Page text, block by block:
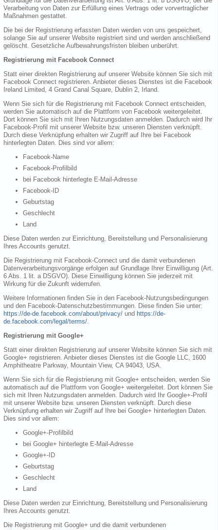
Verarbeitung von Daten zur Erfüllung eines Vertrags oder vorvertraglicher
Maßnahmen gestattet.
Die bei der Registrierung erfassten Daten werden von uns gespeichert,
solange Sie auf unserer Website registriert sind und werden anschließend
gelöscht. Gesetzliche Aufbewahrungsfristen bleiben unberührt.
Registrierung mit Facebook Connect
Statt einer direkten Registrierung auf unserer Website können Sie sich mit
Facebook Connect registrieren. Anbieter dieses Dienstes ist die Facebook
Ireland Limited, 4 Grand Canal Square, Dublin 2, Irland.
Wenn Sie sich für die Registrierung mit Facebook Connect entscheiden,
werden Sie automatisch auf die Plattform von Facebook weitergeleitet.
Dort können Sie sich mit Ihren Nutzungsdaten anmelden. Dadurch wird Ihr
Facebook-Profil mit unserer Website bzw. unseren Diensten verknüpft.
Durch diese Verknüpfung erhalten wir Zugriff auf Ihre bei Facebook
hinterlegten Daten. Dies sind vor allem:
Facebook-Name
Facebook-Profilbild
bei Facebook hinterlegte E-Mail-Adresse
Facebook-ID
Geburtstag
Geschlecht
Land
Diese Daten werden zur Einrichtung, Bereitstellung und Personalisierung
Ihres Accounts genutzt.
Die Registrierung mit Facebook-Connect und die damit verbundenen
Datenverarbeitungsvorgänge erfolgen auf Grundlage Ihrer Einwilligung (Art.
6 Abs. 1 lit. a DSGVO). Diese Einwilligung können Sie jederzeit mit
Wirkung für die Zukunft widerrufen.
Weitere Informationen finden Sie in den Facebook-Nutzungsbedingungen
und den Facebook-Datenschutzbestimmungen. Diese finden Sie unter:
https://de-de.facebook.com/about/privacy/ und https://de-
de.facebook.com/legal/terms/.
Registrierung mit Google+
Statt einer direkten Registrierung auf unserer Website können Sie sich mit
Google+ registrieren. Anbieter dieses Dienstes ist die Google LLC, 1600
Amphitheatre Parkway, Mountain View, CA 94043, USA.
Wenn Sie sich für die Registrierung mit Google+ entscheiden, werden Sie
automatisch auf die Plattform von Google+ weitergeleitet. Dort können Sie
sich mit Ihren Nutzungsdaten anmelden. Dadurch wird Ihr Google+-Profil
mit unserer Website bzw. unseren Diensten verknüpft. Durch diese
Verknüpfung erhalten wir Zugriff auf Ihre bei Google+ hinterlegten Daten.
Dies sind vor allem:
Google+-Profilbild
bei Google+ hinterlegte E-Mail-Adresse
Google+-ID
Geburtstag
Geschlecht
Land
Diese Daten werden zur Einrichtung, Bereitstellung und Personalisierung
Ihres Accounts genutzt.
Die Registrierung mit Google+ und die damit verbundenen